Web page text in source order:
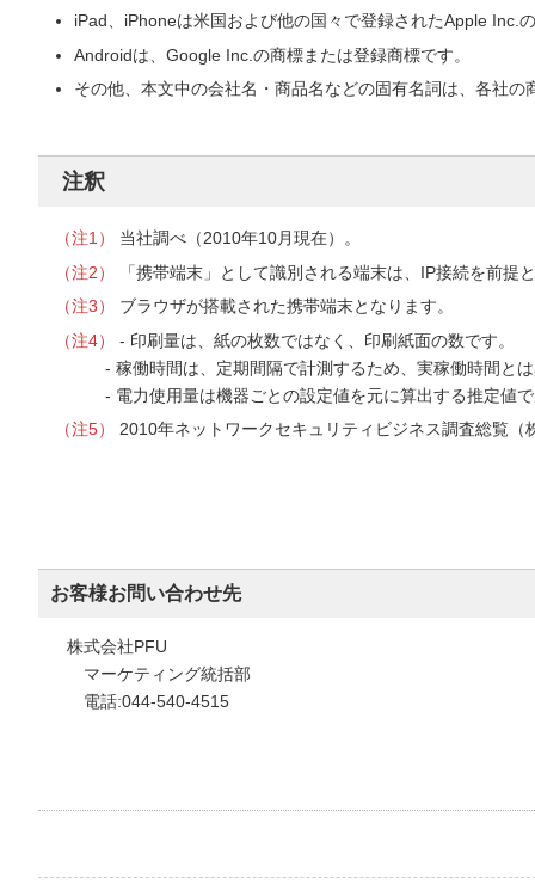
iPad、iPhoneは米国および他の国々で登録されたApple Inc.
Androidは、Google Inc.の商標または登録商標です。
その他、本文中の会社名・商品名などの固有名詞は、各社の
注釈
（注1）
当社調べ（2010年10月現在）。
（注2）
「携帯端末」として識別される端末は、IP接続を前
（注3）
ブラウザが搭載された携帯端末となります。
（注4）
- 印刷量は、紙の枚数ではなく、印刷紙面の数です。
- 稼働時間は、定期間隔で計測するため、実稼働時間と
- 電力使用量は機器ごとの設定値を元に算出する推定値
（注5）
2010年ネットワークセキュリティビジネス調査総覧
お客様お問い合わせ先
株式会社PFU
マーケティング統括部
電話:044-540-4515